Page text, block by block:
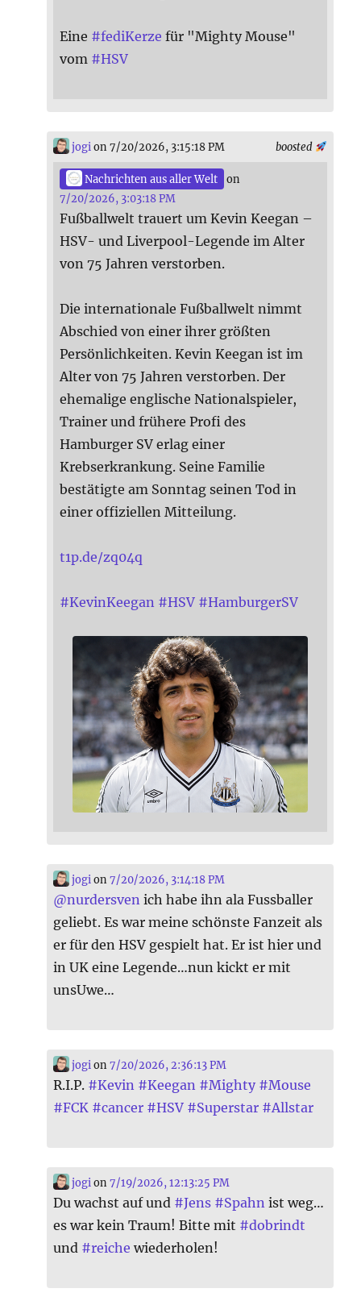
Eine #fediKerze für "Mighty Mouse"
vom #HSV
boosted
jogi on 7/20/2026, 3:15:18 PM
Nachrichten aus aller Welt
on
7/20/2026, 3:03:18 PM
Fußballwelt trauert um Kevin Keegan –
HSV- und Liverpool-Legende im Alter
von 75 Jahren verstorben.
Die internationale Fußballwelt nimmt
Abschied von einer ihrer größten
Persönlichkeiten. Kevin Keegan ist im
Alter von 75 Jahren verstorben. Der
ehemalige englische Nationalspieler,
Trainer und frühere Profi des
Hamburger SV erlag einer
Krebserkrankung. Seine Familie
bestätigte am Sonntag seinen Tod in
einer offiziellen Mitteilung.
t1p.de/zq04q
#KevinKeegan #HSV #HamburgerSV
jogi on7/20/2026, 3:14:18 PM
@nurdersven ich habe ihn ala Fussballer
geliebt. Es war meine schönste Fanzeit als
er für den HSV gespielt hat. Er ist hier und
in UK eine Legende…nun kickt er mit
unsUwe…
jogi on7/20/2026, 2:36:13 PM
R.I.P. #Kevin #Keegan #Mighty #Mouse
#FCK #cancer #HSV #Superstar #Allstar
jogi on7/19/2026, 12:13:25 PM
Du wachst auf und #Jens #Spahn ist weg…
es war kein Traum! Bitte mit #dobrindt
und #reiche wiederholen!